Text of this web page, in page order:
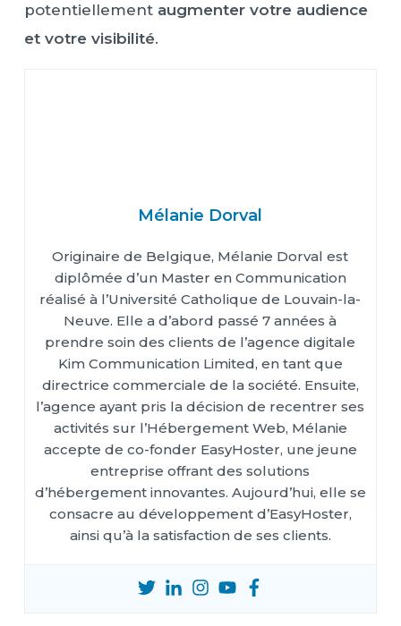
potentiellement augmenter votre audience
et votre visibilité.
Mélanie Dorval
Originaire de Belgique, Mélanie Dorval est
diplômée d’un Master en Communication
réalisé à l’Université Catholique de Louvain-la-
Neuve. Elle a d’abord passé 7 années à
prendre soin des clients de l’agence digitale
Kim Communication Limited, en tant que
directrice commerciale de la société. Ensuite,
l’agence ayant pris la décision de recentrer ses
activités sur l’Hébergement Web, Mélanie
accepte de co-fonder EasyHoster, une jeune
entreprise offrant des solutions
d’hébergement innovantes. Aujourd’hui, elle se
consacre au développement d’EasyHoster,
ainsi qu’à la satisfaction de ses clients.